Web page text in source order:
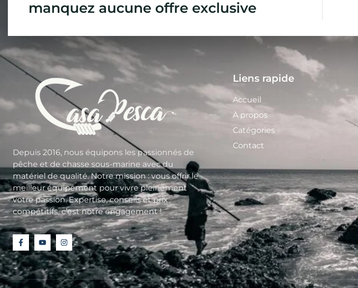
manquez aucune offre exclusive
Depuis 2016, nous équipons les passionnés de
pêche et de chasse sous-marine avec du
matériel de qualité. Notre mission : vous offrir le
meilleur équipement pour vivre pleinement
votre passion. Expertise, conseils et prix
compétitifs, c’est notre engagement !
Liens rapide
Accueil
À propos
Catégories
Contact